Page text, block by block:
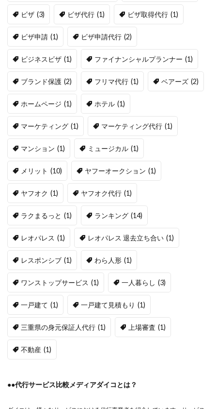
ビザ (3) ビザ代行 (1) ビザ取得代行 (1)
ビザ申請 (1) ビザ申請代行 (2)
ビジネスビザ (1) ファイナンシャルプランナー (1)
ブランド保護 (2) フリマ代行 (1) ベアーズ (2)
ホームページ (1) ホテル (1)
マーケティング (1) マーケティング代行 (1)
マンション (1) ミュージカル (1)
メリット (10) ヤフーオークション (1)
ヤフオク (1) ヤフオク代行 (1)
ラクまるっと (1) ランキング (14)
レオパレス (1) レオパレス 退去立ち合い (1)
レスポンシブ (1) わら人形 (1)
ワンストップサービス (1) 一人暮らし (3)
一戸建て (1) 一戸建て見積もり (1)
三重県の身元保証人代行 (1) 上場審査 (1)
不動産 (1)
●●代行サービス比較メディアダイコとは？